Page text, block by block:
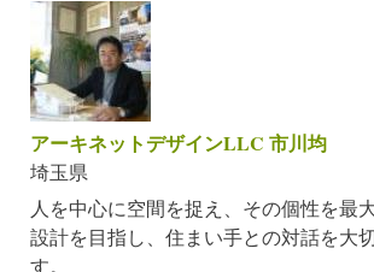
アーキネットデザインLLC 市川均
埼玉県
人を中心に空間を捉え、その個性を最
設計を目指し、住まい手との対話を大
す。